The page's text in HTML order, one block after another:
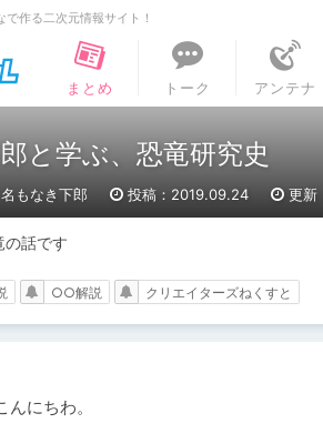
作る二次元情報サイト！
DLチャンネル
まとめ
トーク アンテナ
と学ぶ、恐竜研究史
名もなき下郎 投稿：2019.09.24 更新
の話です
○○解説 クリエイターズねくすと
にちわ。